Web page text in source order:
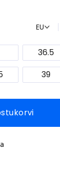
EU
36.5
39